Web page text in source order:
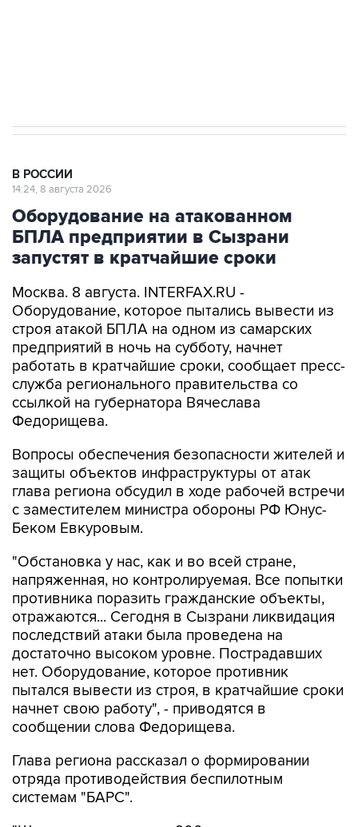
В РОССИИ
14:24, 8 августа 2026
Оборудование на атакованном
БПЛА предприятии в Сызрани
запустят в кратчайшие сроки
Москва. 8 августа. INTERFAX.RU -
Оборудование, которое пытались вывести из
строя атакой БПЛА на одном из самарских
предприятий в ночь на субботу, начнет
работать в кратчайшие сроки, сообщает пресс-
служба регионального правительства со
ссылкой на губернатора Вячеслава
Федорищева.
Вопросы обеспечения безопасности жителей и
защиты объектов инфраструктуры от атак
глава региона обсудил в ходе рабочей встречи
с заместителем министра обороны РФ Юнус-
Беком Евкуровым.
"Обстановка у нас, как и во всей стране,
напряженная, но контролируемая. Все попытки
противника поразить гражданские объекты,
отражаются... Сегодня в Сызрани ликвидация
последствий атаки была проведена на
достаточно высоком уровне. Пострадавших
нет. Оборудование, которое противник
пытался вывести из строя, в кратчайшие сроки
начнет свою работу", - приводятся в
сообщении слова Федорищева.
Глава региона рассказал о формировании
отряда противодействия беспилотным
системам "БАРС".